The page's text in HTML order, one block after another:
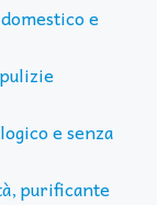
e
e senza
purificante